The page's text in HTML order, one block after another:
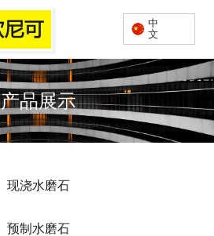
中
文
产品展示
现浇水磨石
预制水磨石